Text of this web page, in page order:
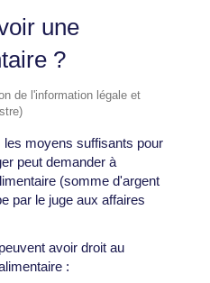
une
?
de l'information légale et
moyens suffisants pour
peut demander à
(somme d'argent
par le juge aux affaires
avoir droit au
: